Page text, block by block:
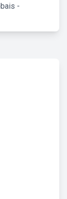
-